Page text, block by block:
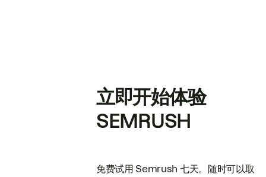
立即开始体验
SEMRUSH
免费试用 Semrush 七天。随时可以取